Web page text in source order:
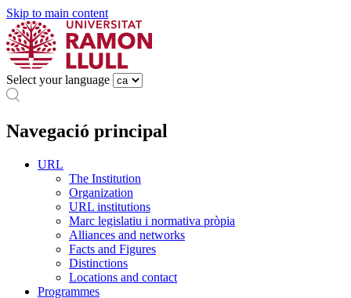
Skip to main content
Select your language
Navegació principal
URL
The Institution
Organization
URL institutions
Marc legislatiu i normativa pròpia
Alliances and networks
Facts and Figures
Distinctions
Locations and contact
Programmes